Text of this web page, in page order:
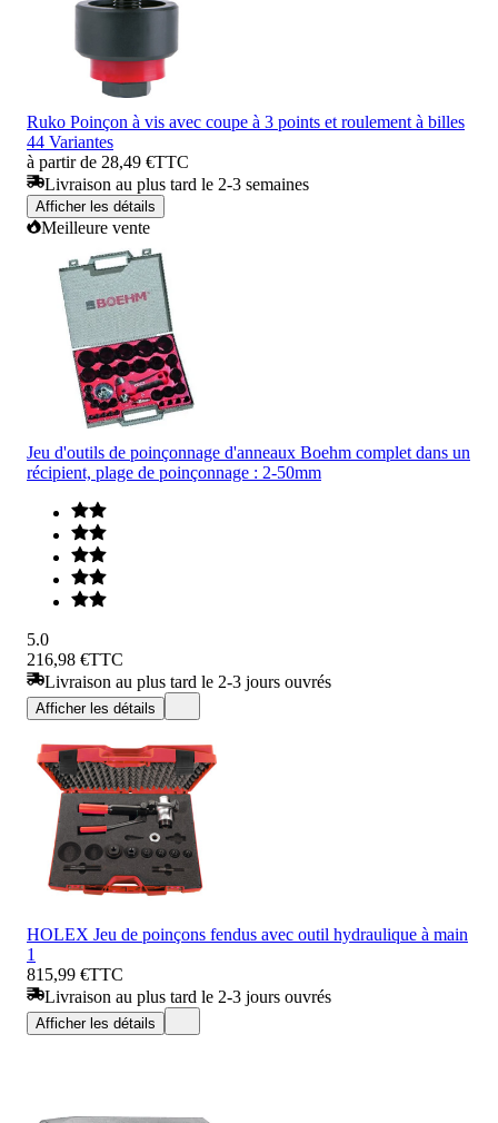
Ruko Poinçon à vis avec coupe à 3 points et roulement à billes
44 Variantes
à partir de 28,49 €TTC
Livraison au plus tard le 2-3 semaines
Afficher les détails
Meilleure vente
Jeu d'outils de poinçonnage d'anneaux Boehm complet dans un
récipient, plage de poinçonnage : 2-50mm
5.0
216,98 €TTC
Livraison au plus tard le 2-3 jours ouvrés
Afficher les détails
HOLEX Jeu de poinçons fendus avec outil hydraulique à main
1
815,99 €TTC
Livraison au plus tard le 2-3 jours ouvrés
Afficher les détails